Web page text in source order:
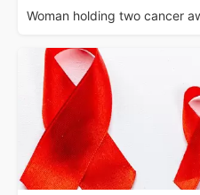
Woman holding two cancer